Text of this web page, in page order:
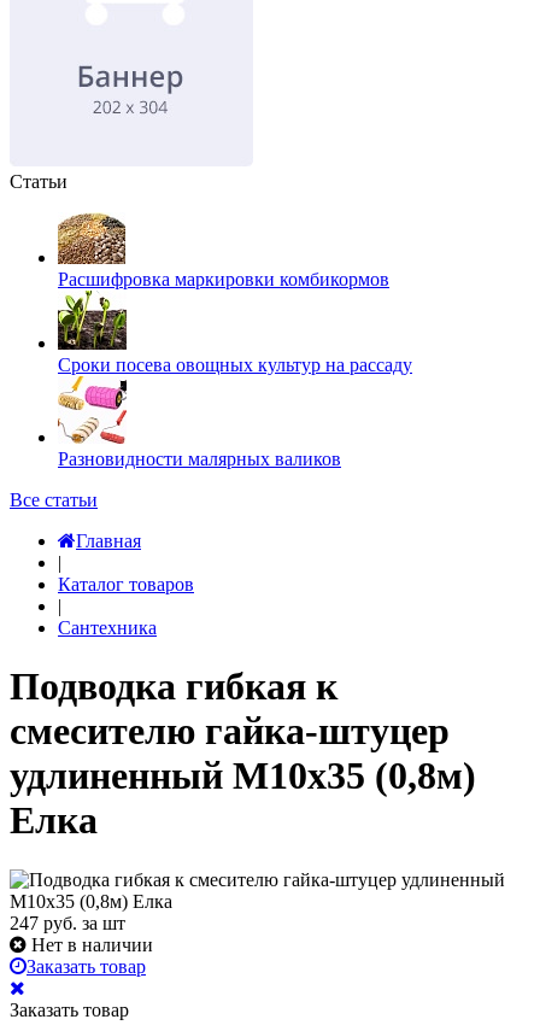
Статьи
Расшифровка маркировки комбикормов
Сроки посева овощных культур на рассаду
Разновидности малярных валиков
Все статьи
Главная
|
Каталог товаров
|
Сантехника
Подводка гибкая к
смесителю гайка-штуцер
удлиненный М10х35 (0,8м)
Елка
247 руб. за шт
Нет в наличии
Заказать товар
Заказать товар